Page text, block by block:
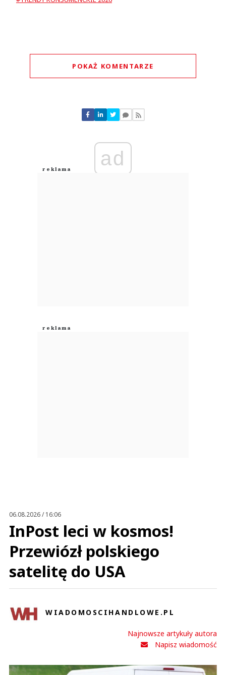
POKAŻ KOMENTARZE
Nie znaleziono komentarzy
Zostaw swoje komentarze
Anuluj
ad
06.08.2026 / 16:06
InPost leci w kosmos!
Przewiózł polskiego
satelitę do USA
WIADOMOSCIHANDLOWE.PL
Najnowsze artykuły autora
Napisz wiadomość